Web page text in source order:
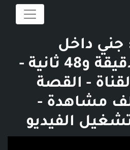
داخل
المقبرة - 25 دقيقة و48 ثانية -
- القصة
- 85 ألف مشاهدة -
الفيديو